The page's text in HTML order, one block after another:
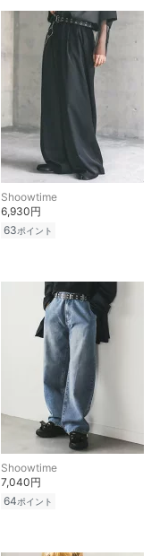
Shoowtime
6,930円
63ポイント
Shoowtime
7,040円
64ポイント